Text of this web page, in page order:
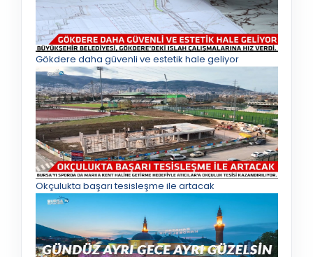
Gökdere daha güvenli ve estetik hale geliyor
Okçulukta başarı tesisleşme ile artacak